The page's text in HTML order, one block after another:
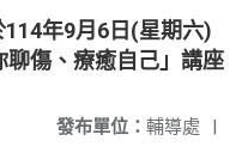
年9月6日(星期六)
傷、療癒自己」講座
發布單位： 輔導處 |